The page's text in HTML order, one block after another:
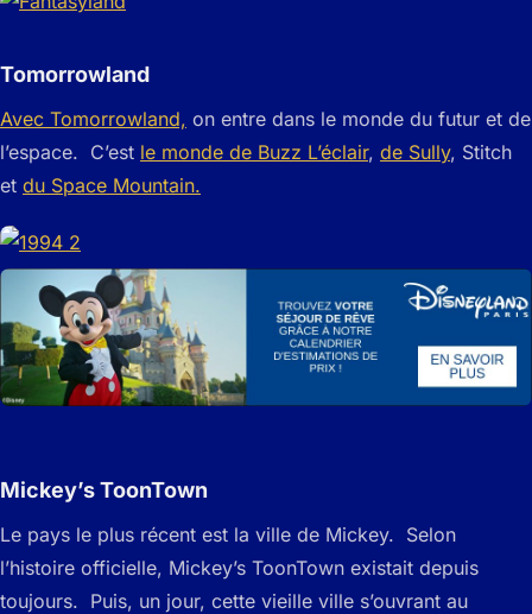
Tomorrowland
Avec Tomorrowland, on entre dans le monde du futur et de
l’espace. C’est le monde de Buzz L’éclair, de Sully, Stitch
et du Space Mountain.
Mickey’s ToonTown
Le pays le plus récent est la ville de Mickey. Selon
l’histoire officielle, Mickey’s ToonTown existait depuis
toujours. Puis, un jour, cette vieille ville s’ouvrant au